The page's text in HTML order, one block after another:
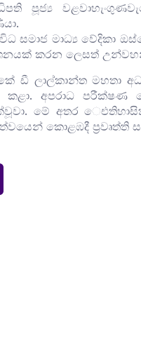
පූජ්‍ය
සමාජ මාධ්‍ය වේදිකා
කරන ලෙසත්
කේ ඩී ලාල්කාන්ත මහතා
කළා. අපරාධ
මේ අතර
කොළඹදී ප්‍රවෘත්ති